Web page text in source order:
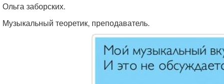
Ольга заборских.
Музыкальный теоретик, преподаватель.